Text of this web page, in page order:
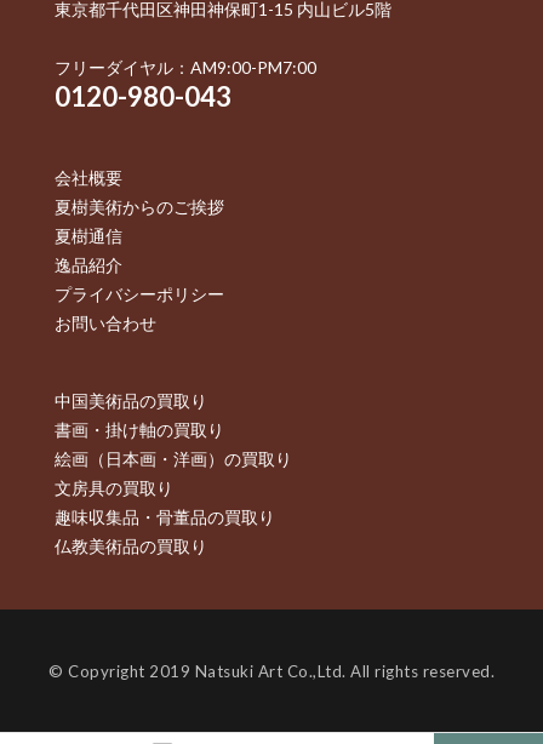
東京都千代田区神田神保町1-15 内山ビル5階
フリーダイヤル：AM9:00-PM7:00
0120-980-043
会社概要
夏樹美術からのご挨拶
夏樹通信
逸品紹介
プライバシーポリシー
お問い合わせ
中国美術品の買取り
書画・掛け軸の買取り
絵画（日本画・洋画）の買取り
文房具の買取り
趣味収集品・骨董品の買取り
仏教美術品の買取り
© Copyright 2019 Natsuki Art Co.,Ltd. All rights reserved.